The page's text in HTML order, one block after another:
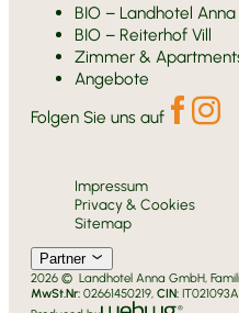
BIO – Landhotel Anna
BIO – Reiterhof Vill
Zimmer &
Angebote
Folgen Sie uns auf
2026 © Landhotel Anna GmbH,
MwSt.Nr: 02661450219, CIN:
Impressum
Privacy & Cookies
Sitemap
Partner